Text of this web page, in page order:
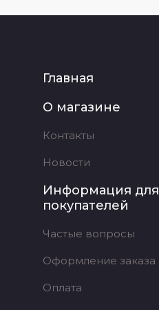
Главная
О магазине
Контакты
Новости
Информация для
покупателей
Частые вопросы
Оформление заказа
Оплата